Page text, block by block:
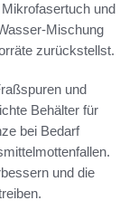
und
zurückstellst.
und
Behälter für
bei Bedarf
und die